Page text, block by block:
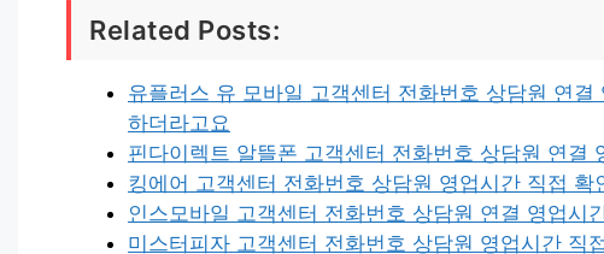
Related Posts:
유플러스 유 모바일 고객센터 전화번호 상담원 연
하더라고요
핀다이렉트 알뜰폰 고객센터 전화번호 상담원 연결
킹에어 고객센터 전화번호 상담원 영업시간 직접 확
인스모바일 고객센터 전화번호 상담원 연결 영업시
미스터피자 고객센터 전화번호 상담원 영업시간 직